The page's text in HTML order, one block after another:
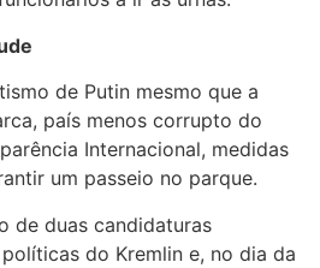
de Putin mesmo que a
país menos corrupto do
Internacional, medidas
um passeio no parque.
de duas candidaturas
do Kremlin e, no dia da